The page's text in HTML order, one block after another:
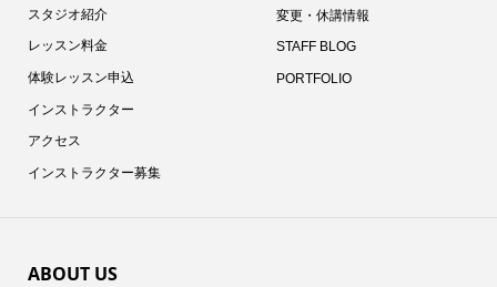
スタジオ紹介
レッスン料金
体験レッスン申込
インストラクター
アクセス
インストラクター募集
変更・休講情報
STAFF BLOG
PORTFOLIO
ABOUT US